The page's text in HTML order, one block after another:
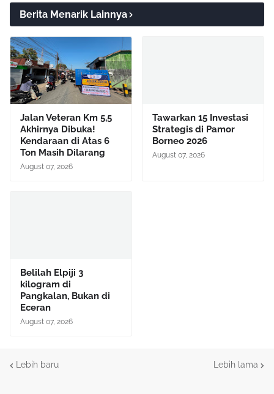
Berita Menarik Lainnya
Jalan Veteran Km 5,5
Akhirnya Dibuka!
Kendaraan di Atas 6
Ton Masih Dilarang
August 07, 2026
Tawarkan 15 Investasi
Strategis di Pamor
Borneo 2026
August 07, 2026
Belilah Elpiji 3
kilogram di
Pangkalan, Bukan di
Eceran
August 07, 2026
Lebih baru Lebih lama